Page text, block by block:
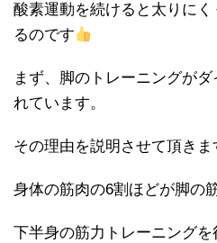
酸素運動を続けると太りに
るのです
まず、脚のトレーニングが
れています。
その理由を説明させて頂きま
身体の筋肉の6割ほどが脚の
下半身の筋力トレーニング